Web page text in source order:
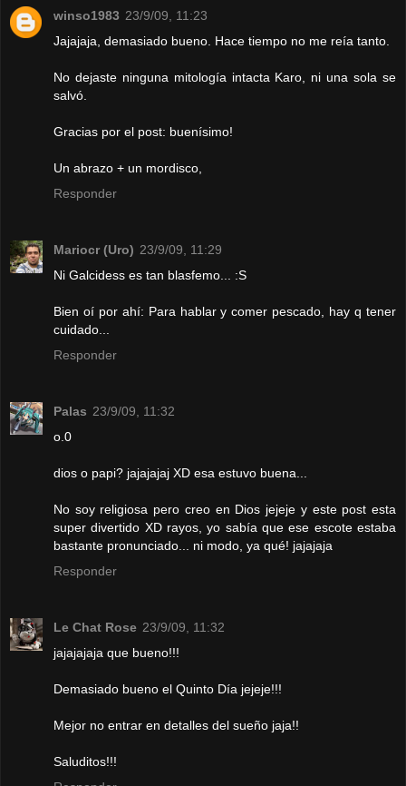
winso1983 23/9/09, 11:23
Jajajaja, demasiado bueno. Hace tiempo no me reía tanto.
No dejaste ninguna mitología intacta Karo, ni una sola se
salvó.
Gracias por el post: buenísimo!
Un abrazo + un mordisco,
Responder
Mariocr (Uro) 23/9/09, 11:29
Ni Galcidess es tan blasfemo... :S
Bien oí por ahí: Para hablar y comer pescado, hay q tener
cuidado...
Responder
Palas 23/9/09, 11:32
o.0
dios o papi? jajajajaj XD esa estuvo buena...
No soy religiosa pero creo en Dios jejeje y este post esta
super divertido XD rayos, yo sabía que ese escote estaba
bastante pronunciado... ni modo, ya qué! jajajaja
Responder
Le Chat Rose 23/9/09, 11:32
jajajajaja que bueno!!!
Demasiado bueno el Quinto Día jejeje!!!
Mejor no entrar en detalles del sueño jaja!!
Saluditos!!!